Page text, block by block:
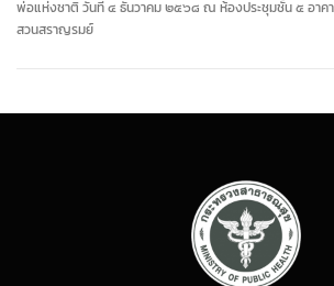
พ่อแห่งชาติ วันที่ ๔ ธันวาคม ๒๕๖๘ ณ ห้องประชุมชั้น ๕ อาค
สวนสราญรมย์